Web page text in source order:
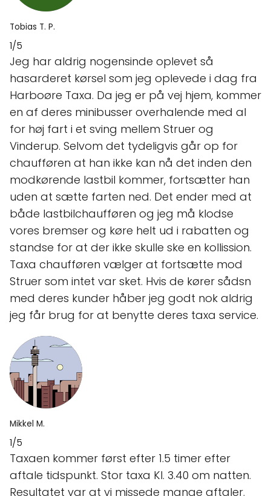
Tobias T. P.
1/5
Jeg har aldrig nogensinde oplevet så
hasarderet kørsel som jeg oplevede i dag fra
Harboøre Taxa. Da jeg er på vej hjem, kommer
en af deres minibusser overhalende med al
for høj fart i et sving mellem Struer og
Vinderup. Selvom det tydeligvis går op for
chaufføren at han ikke kan nå det inden den
modkørende lastbil kommer, fortsætter han
uden at sætte farten ned. Det ender med at
både lastbilchaufføren og jeg må klodse
vores bremser og køre helt ud i rabatten og
standse for at der ikke skulle ske en kollission.
Taxa chaufføren vælger at fortsætte mod
Struer som intet var sket. Hvis de kører sådsn
med deres kunder håber jeg godt nok aldrig
jeg får brug for at benytte deres taxa service.
Mikkel M.
1/5
Taxaen kommer først efter 1.5 timer efter
aftale tidspunkt. Stor taxa Kl. 3.40 om natten.
Resultatet var at vi missede mange aftaler.